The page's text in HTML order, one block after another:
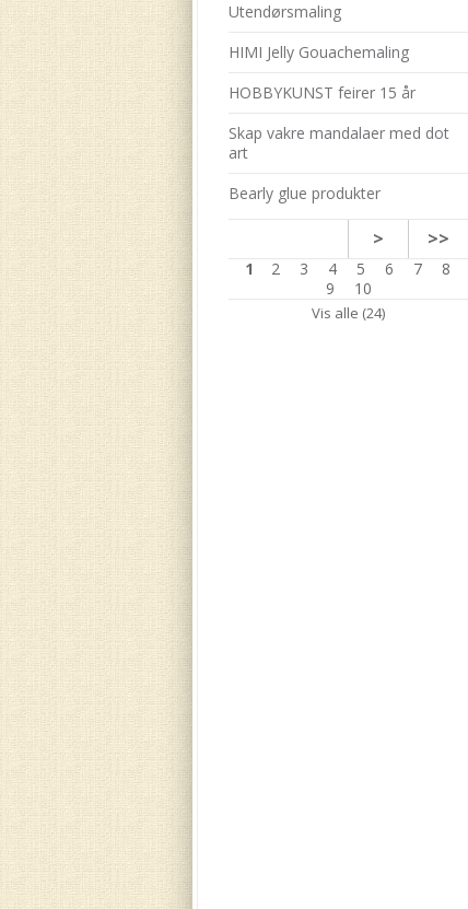
Utendørsmaling
HIMI Jelly Gouachemaling
HOBBYKUNST feirer 15 år
Skap vakre mandalaer med dot
art
Bearly glue produkter
> >>
1 2 3 4 5 6 7
8
9
10
Vis alle (24)